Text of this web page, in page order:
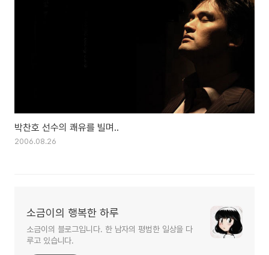
박찬호 선수의 쾌유를 빌며..
2006.08.26
소금이의 행복한 하루
소금이의 블로그입니다. 한 남자의 평범한 일상을 다
루고 있습니다.